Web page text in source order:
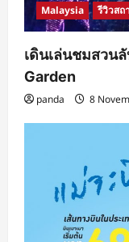
Malaysia รีวิวสถ
เดินเล่นชมสวน
Garden
panda 8